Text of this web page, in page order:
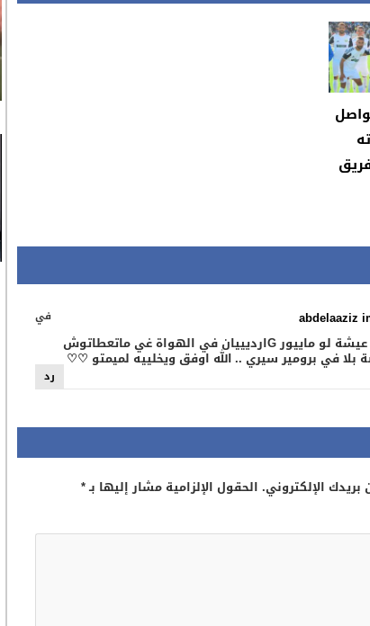
abdelaaziz في
ولد عيشة لو ماييور Gارديييان في الهواة غي ماتعطاتوش
بلا في برومير سيري .. الله اوفق ويخلييه لميمتو ♡♡
رد
الإلكتروني. الحقول الإلزامية مشار إليها بـ*